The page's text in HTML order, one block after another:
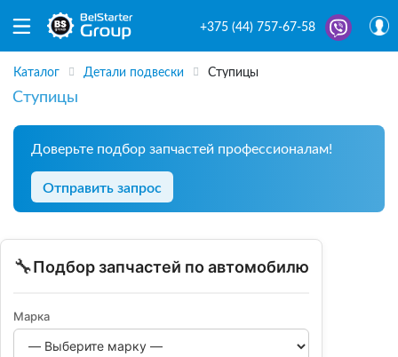
+375 (44) 757-67-58
Каталог Детали подвески Ступицы
Ступицы
Доверьте подбор запчастей профессионалам!
Отправить запрос
🔧Подбор запчастей по автомобилю
Марка